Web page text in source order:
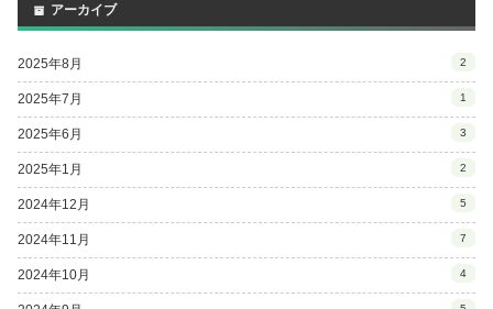
アーカイブ
2025年8月 2
2025年7月 1
2025年6月 3
2025年1月 2
2024年12月 5
2024年11月 7
2024年10月 4